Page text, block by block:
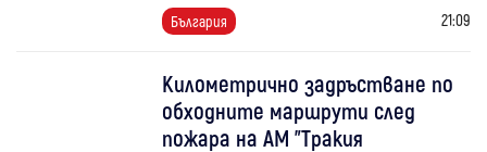
България 21:09
Километрично задръстване по
обходните маршрути след
пожара на АМ "Тракия